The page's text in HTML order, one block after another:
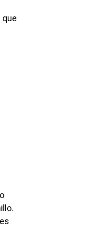
que